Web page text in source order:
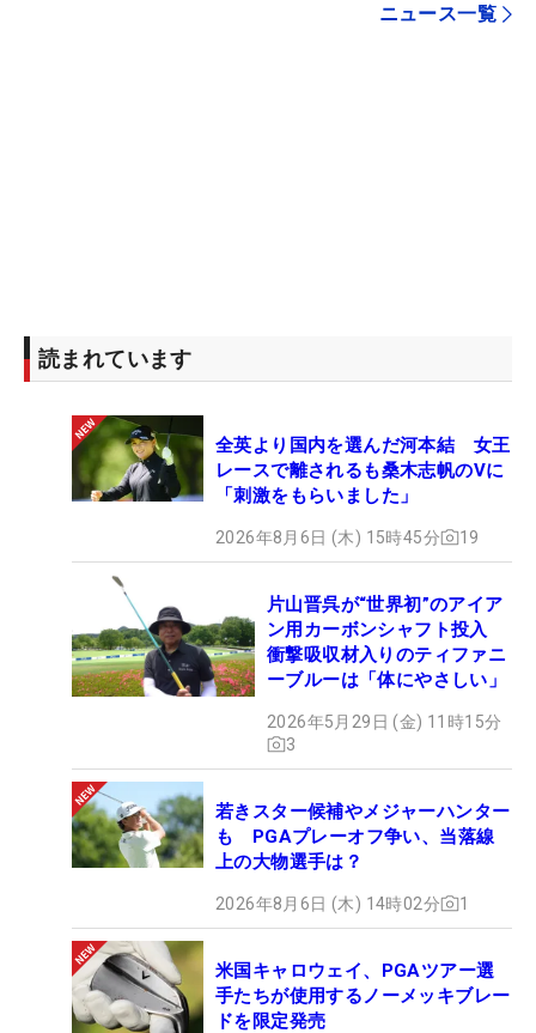
ニュース一覧
読まれています
全英より国内を選んだ河本結 女王
レースで離されるも桑木志帆のVに
「刺激をもらいました」
2026年8月6日 (木) 15時45分 19
片山晋呉が“世界初”のアイア
ン用カーボンシャフト投入
衝撃吸収材入りのティファニ
ーブルーは「体にやさしい」
2026年5月29日 (金) 11時15分
3
若きスター候補やメジャーハンター
も PGAプレーオフ争い、当落線
上の大物選手は？
2026年8月6日 (木) 14時02分 1
米国キャロウェイ、PGAツアー選
手たちが使用するノーメッキブレー
ドを限定発売